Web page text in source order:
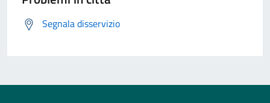
Segnala disservizio